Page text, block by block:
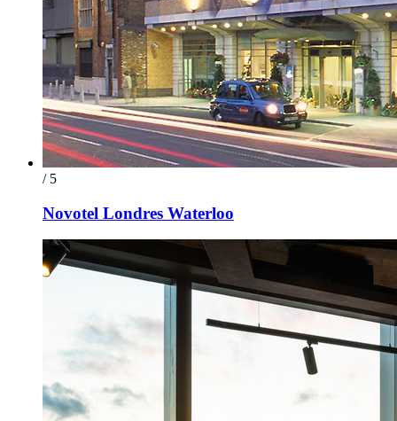
/ 5
Novotel Londres Waterloo